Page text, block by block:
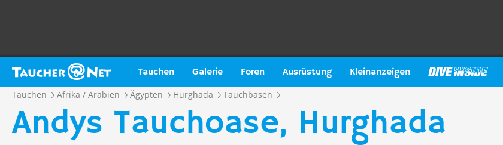
Tauchen Galerie Foren Ausrüstung Kleinanzeigen
Tauchen Afrika / Arabien Ägypten Hurghada Tauchbasen
Andys Tauchoase, Hurghada